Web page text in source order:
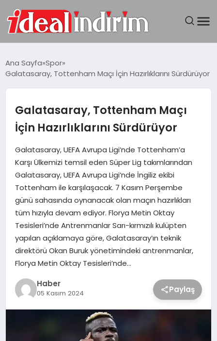
BILGISAYAR
DÜNYA
SEYAHAT
TEKNOLOJI
YAŞAM
Ana Sayfa Spor
Galatasaray, Tottenham Maçı İçin Hazırlıklarını Sürdürüyor
Galatasaray, Tottenham Maçı
İçin Hazırlıklarını Sürdürüyor
Galatasaray, UEFA Avrupa Ligi’nde Tottenham’a
Karşı Ülkemizi temsil eden Süper Lig takımlarından
Galatasaray, UEFA Avrupa Ligi’nde İngiliz ekibi
Tottenham ile karşılaşacak. 7 Kasım Perşembe
günü sahasında oynanacak olan maçın hazırlıkları
tüm hızıyla devam ediyor. Florya Metin Oktay
Tesisleri’nde Antrenmanlar Sarı-kırmızılı kulüpten
yapılan açıklamaya göre, Galatasaray’ın teknik
direktörü Okan Buruk yönetimindeki antrenmanlar,
Florya Metin Oktay Tesisleri’nde…
Haber
05 Kasım 2024 Paylaş